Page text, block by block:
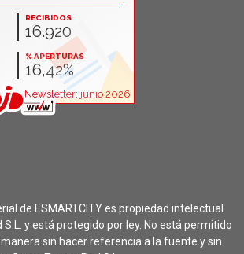
de ESMARTCITY es propiedad intelectual
S.L. y está protegido por ley. No está permitido
sin hacer referencia a la fuente y sin